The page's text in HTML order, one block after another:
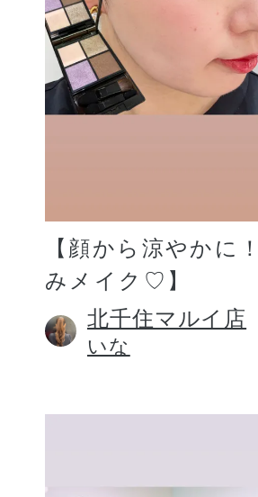
【顔から涼やかに
みメイク♡】
北千住マルイ店
いな